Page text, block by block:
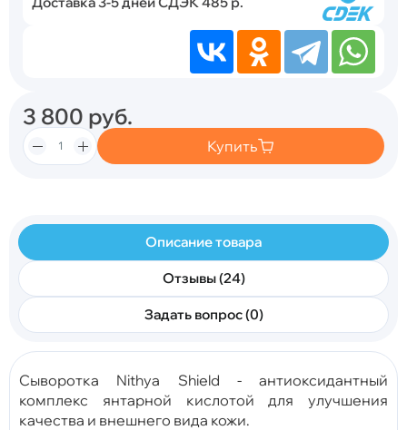
3 800 руб.
Купить
Описание товара
Отзывы (24)
Задать вопрос (0)
Сыворотка Nithya Shield - антиоксидантный
комплекс янтарной кислотой для улучшения
качества и внешнего вида кожи.